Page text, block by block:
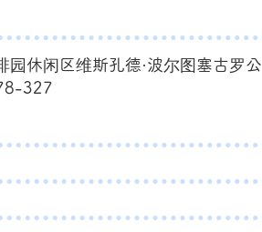
园休闲区维斯孔德·波尔图塞古罗公
327